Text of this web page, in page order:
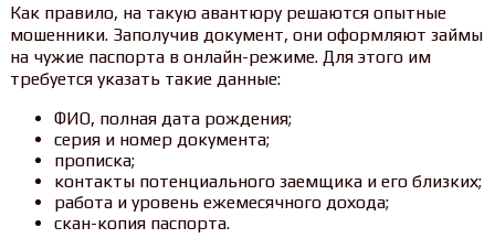
Как правило, на такую авантюру решаются опытные
мошенники. Заполучив документ, они оформляют займы
на чужие паспорта в онлайн-режиме. Для этого им
требуется указать такие данные:
ФИО, полная дата рождения;
серия и номер документа;
прописка;
контакты потенциального заемщика и его близких;
работа и уровень ежемесячного дохода;
скан-копия паспорта.